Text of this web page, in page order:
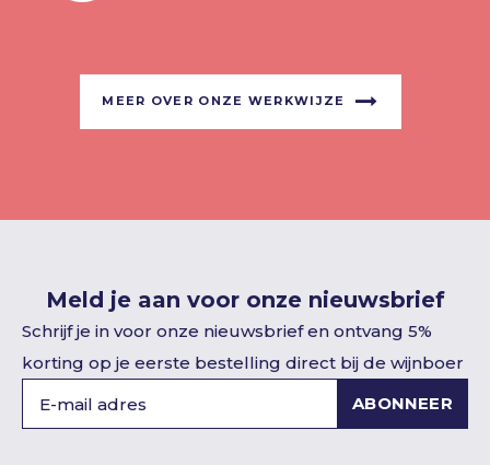
MEER OVER ONZE WERKWIJZE
Meld je aan voor onze nieuwsbrief
Schrijf je in voor onze nieuwsbrief en ontvang 5%
korting op je eerste bestelling direct bij de wijnboer
ABONNEER